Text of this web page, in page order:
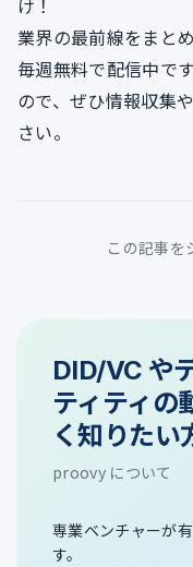
け！
業界の最前線をまと
毎週無料で配信中です
ので、ぜひ情報収集
さい。
この記事を
DID/VC や
ティティの
く知りたい
proovy について
専業ベンチャーが
す。